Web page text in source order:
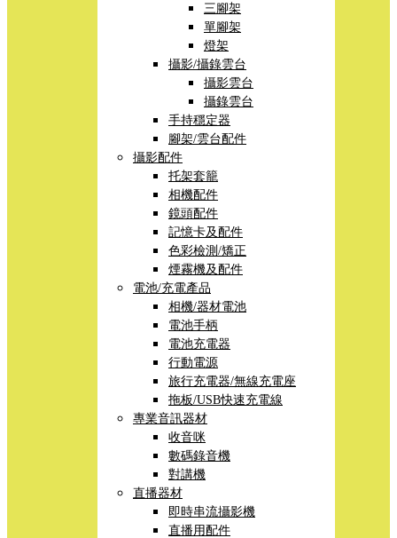
三腳架
單腳架
燈架
攝影/攝錄雲台
攝影雲台
攝錄雲台
手持穩定器
腳架/雲台配件
攝影配件
托架套籠
相機配件
鏡頭配件
記憶卡及配件
色彩檢測/矯正
煙霧機及配件
電池/充電產品
相機/器材電池
電池手柄
電池充電器
行動電源
旅行充電器/無線充電座
拖板/USB快速充電線
專業音訊器材
收音咪
數碼錄音機
對講機
直播器材
即時串流攝影機
直播用配件